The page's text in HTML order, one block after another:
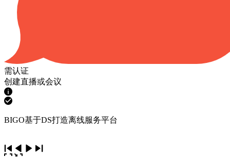
需认证
创建直播或会议
BIGO基于DS打造离线服务平台